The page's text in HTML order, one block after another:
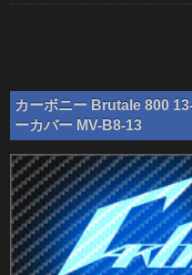
カーボニー Brutale 800
ーカバー MV-B8-13